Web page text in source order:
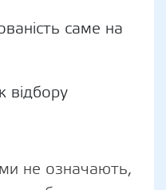
саме на
відбору
не означають,